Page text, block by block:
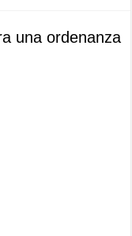
una ordenanza